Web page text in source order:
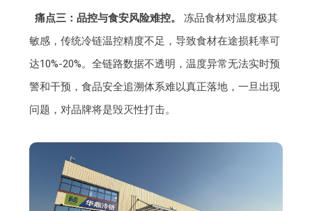
痛点三：品控与食安风险难控。
冻品食材对温度极其
敏感，传统冷链温控精度不足，导致食材在途损耗率可
达10%-20%。全链路数据不透明，温度异常无法实时预
警和干预，食品安全追溯体系难以真正落地，一旦出现
问题，对品牌将是毁灭性打击。